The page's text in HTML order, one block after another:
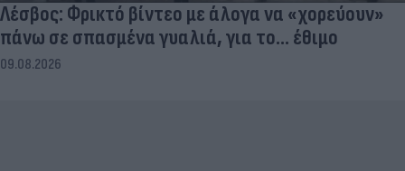
Λέσβος: Φρικτό βίντεο με άλογα να «χορεύουν»
πάνω σε σπασμένα γυαλιά, για το... έθιμο
09.08.2026